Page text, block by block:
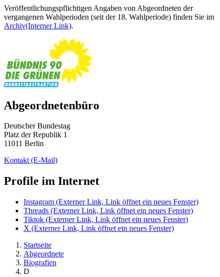
Veröffentlichungspflichtigen Angaben von Abgeordneten der
vergangenen Wahlperioden (seit der 18. Wahlperiode) finden Sie im
Archiv(Interner Link).
Abgeordnetenbüro
Deutscher Bundestag
Platz der Republik 1
11011 Berlin
Kontakt(E-Mail)
Profile im Internet
Instagram (Externer Link, Link öffnet ein neues Fenster)
Threads (Externer Link, Link öffnet ein neues Fenster)
Tiktok (Externer Link, Link öffnet ein neues Fenster)
X (Externer Link, Link öffnet ein neues Fenster)
Startseite
Abgeordnete
Biografien
D